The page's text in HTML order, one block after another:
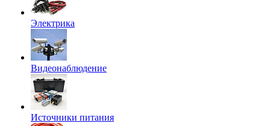
Электрика
Видеонаблюдение
Источники питания